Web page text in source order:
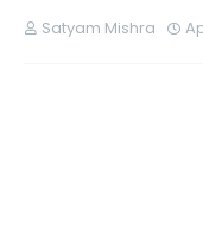
Satyam Mishra